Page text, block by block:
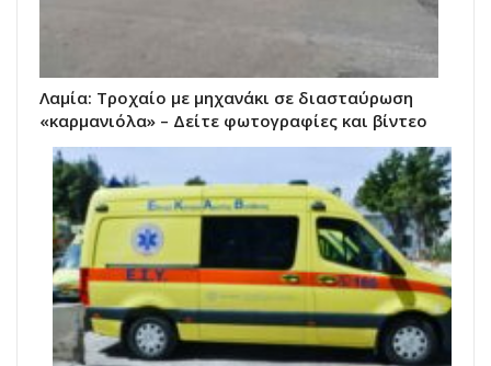
Λαμία: Τροχαίο με μηχανάκι σε διασταύρωση
«καρμανιόλα» – Δείτε φωτογραφίες και βίντεο